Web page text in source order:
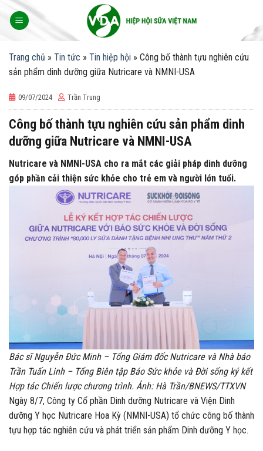
Trang chủ » Tin tức » Tin hiệp hội » Công bố thành tựu nghiên cứu
sản phẩm dinh dưỡng giữa Nutricare và NMNI-USA
09/07/2024 Trần Trung
Công bố thành tựu nghiên cứu sản phẩm dinh
dưỡng giữa Nutricare và NMNI-USA
Nutricare và NMNI-USA cho ra mắt các giải pháp dinh dưỡng
góp phần cải thiện sức khỏe cho trẻ em và người lớn tuổi.
Bác sĩ Nguyễn Đức Minh – Tổng Giám đốc Nutricare và Nhà báo
Trần Tuấn Linh – Tổng Biên tập Báo Sức khỏe và Đời sống ký kết
Hợp tác Chiến lược chương trình. Ảnh: Hà Trần/BNEWS/TTXVN
Ngày 8/7, Công ty Cổ phần Dinh dưỡng Nutricare và Viện Dinh
dưỡng Y học Nutricare Hoa Kỳ (NMNI-USA) tổ chức công bố thành
tựu hợp tác nghiên cứu và phát triển sản phẩm Dinh dưỡng Y học.